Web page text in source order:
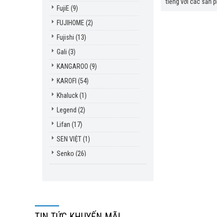
FujiE (9)
FUJIHOME (2)
Fujishi (13)
Gali (3)
KANGAROO (9)
KAROFI (54)
Khaluck(1)
Legend (2)
Lifan (17)
SEN VIỆT(1)
Senko (26)